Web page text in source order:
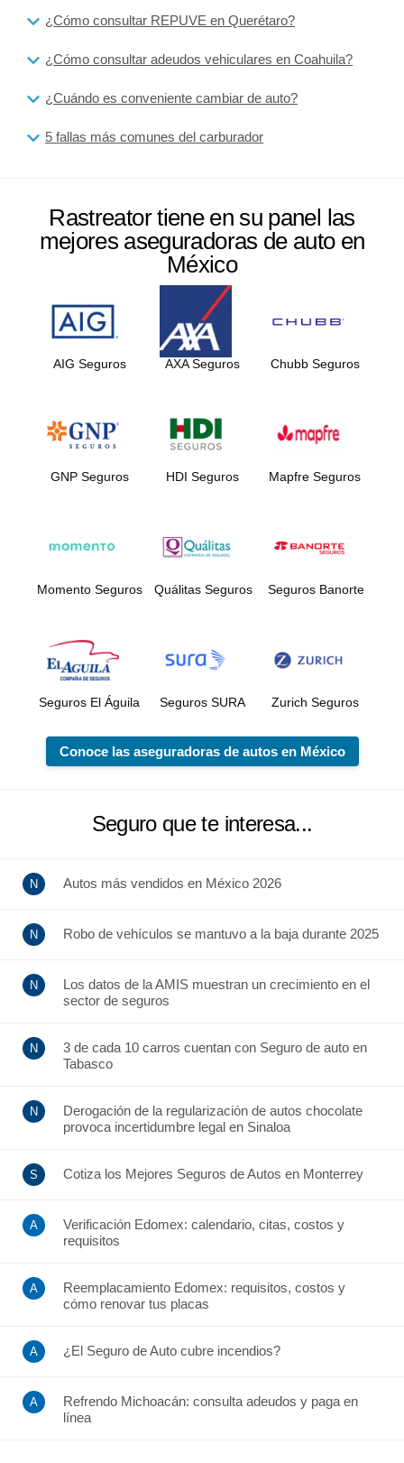
¿Cómo consultar REPUVE en Querétaro?
¿Cómo consultar adeudos vehiculares en Coahuila?
¿Cuándo es conveniente cambiar de auto?
5 fallas más comunes del carburador
Rastreator tiene en su panel las
mejores aseguradoras de auto en
México
AIG Seguros AXA Seguros Chubb Seguros
GNP Seguros HDI Seguros Mapfre Seguros
Momento Seguros Quálitas Seguros Seguros Banorte
Seguros El Águila Seguros SURA Zurich Seguros
Conoce las aseguradoras de autos en México
Seguro que te interesa...
Autos más vendidos en México 2026
Robo de vehículos se mantuvo a la baja durante 2025
Los datos de la AMIS muestran un crecimiento en el
sector de seguros
3 de cada 10 carros cuentan con Seguro de auto en
Tabasco
Derogación de la regularización de autos chocolate
provoca incertidumbre legal en Sinaloa
Cotiza los Mejores Seguros de Autos en Monterrey
Verificación Edomex: calendario, citas, costos y
requisitos
Reemplacamiento Edomex: requisitos, costos y
cómo renovar tus placas
¿El Seguro de Auto cubre incendios?
Refrendo Michoacán: consulta adeudos y paga en
línea